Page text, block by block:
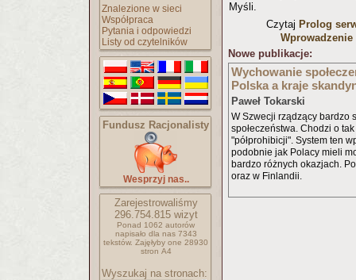
Znalezione w sieci
Współpraca
Pytania i odpowiedzi
Listy od czytelników
Fundusz Racjonalisty
Wesprzyj nas..
Zarejestrowaliśmy
296.754.815 wizyt
Ponad 1062 autorów
napisało dla nas 7343
tekstów. Zajęłyby one 28930
stron A4
Wyszukaj na stronach:
Myśli.
Czytaj Prolog
Wprowadzenie
Nowe publikacje:
Wychowanie
Polska a kraje
Paweł Tokarski
W Szwecji rządzący bardzo
społeczeństwa. Chodzi o
"półprohibicji". System ten
podobnie jak Polacy mieli
bardzo różnych okazjach.
oraz w Finlandii.